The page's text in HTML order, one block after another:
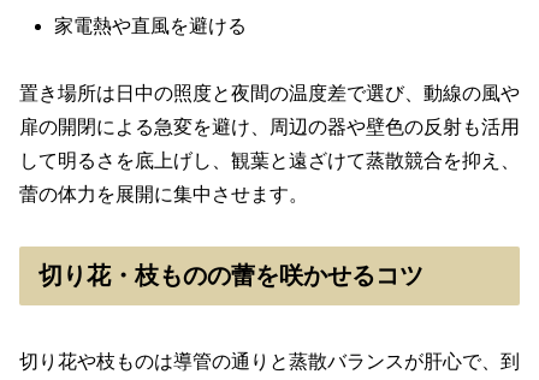
家電熱や直風を避ける
置き場所は日中の照度と夜間の温度差で選び、動線の風や
扉の開閉による急変を避け、周辺の器や壁色の反射も活用
して明るさを底上げし、観葉と遠ざけて蒸散競合を抑え、
蕾の体力を展開に集中させます。
切り花・枝ものの蕾を咲かせるコツ
切り花や枝ものは導管の通りと蒸散バランスが肝心で、到